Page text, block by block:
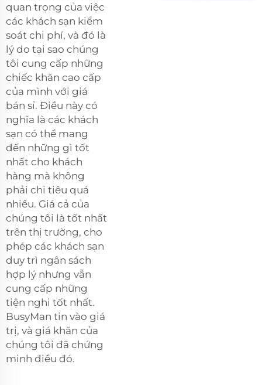
quan trọng của việc
các khách sạn kiểm
soát chi phí, và đó là
lý do tại sao chúng
tôi cung cấp những
chiếc khăn cao cấp
của mình với giá
bán sỉ. Điều này có
nghĩa là các khách
sạn có thể mang
đến những gì tốt
nhất cho khách
hàng mà không
phải chi tiêu quá
nhiều. Giá cả của
chúng tôi là tốt nhất
trên thị trường, cho
phép các khách sạn
duy trì ngân sách
hợp lý nhưng vẫn
cung cấp những
tiện nghi tốt nhất.
BusyMan tin vào giá
trị, và giá khăn của
chúng tôi đã chứng
minh điều đó.